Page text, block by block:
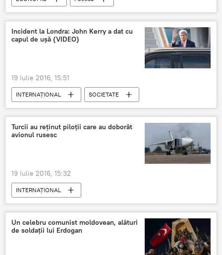
Incident la Londra: John Kerry a dat cu
capul de ușă (VIDEO)
19 Iulie 2016, 15:51
INTERNAŢIONAL
SOCIETATE
Politică
Turcii au reținut piloții care au doborât
avionul rusesc
19 Iulie 2016, 15:32
INTERNAŢIONAL
Un celebru comunist moldovean, alături
de soldații lui Erdogan